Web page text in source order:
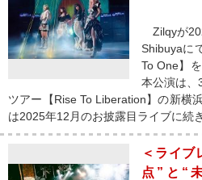
Zilqyが
Shibuyaに
To One】
本公演は、
ツアー【Rise To Liberation】の新横
は2025年12月のお披露目ライブに続
＜ライブ
点”と“